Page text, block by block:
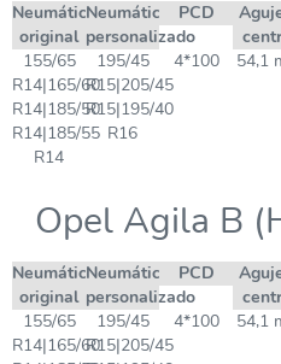
Neumático
original
Neumático
personalizado
PCD
155/65
R14|165/60
R14|185/50
R14|185/55
R14
195/45
R15|205/45
R15|195/40
R16
4*100 54,1
Opel Agila B
Neumático
original
Neumático
personalizado
PCD
155/65
R14|165/60
195/45
R15|205/45
4*100 54,1